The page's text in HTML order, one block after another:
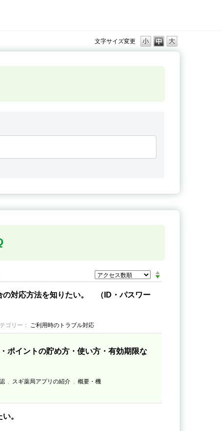
文字サイズ変更
の対応方法を知りたい。 （ID・パスワー
ゴリー： ご利用時のトラブル対応
ポイントの貯め方・使い方・有効期限な
, スギ薬局アプリの紹介 , 概要・機
。